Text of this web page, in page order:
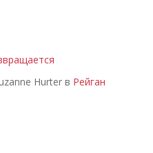
Hurter в Рейган